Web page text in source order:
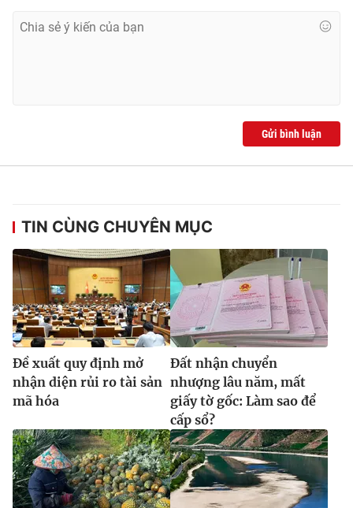
Gửi bình luận
TIN CÙNG CHUYÊN MỤC
Ðề xuất quy định mở
nhận diện rủi ro tài sản
mã hóa
Đất nhận chuyển
nhượng lâu năm, mất
giấy tờ gốc: Làm sao để
cấp sổ?